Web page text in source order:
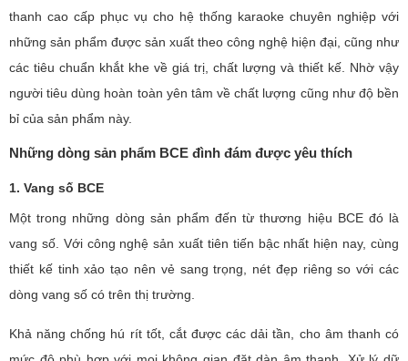
thanh cao cấp phục vụ cho hệ thống karaoke chuyên nghiệp với
những sản phẩm được sản xuất theo công nghệ hiện đại, cũng như
các tiêu chuẩn khắt khe về giá trị, chất lượng và thiết kế. Nhờ vậy
người tiêu dùng hoàn toàn yên tâm về chất lượng cũng như độ bền
bỉ của sản phẩm này.
Những dòng sản phẩm BCE đình đám được yêu thích
1. Vang số BCE
Một trong những dòng sản phẩm đến từ thương hiệu BCE đó là
vang số. Với công nghệ sản xuất tiên tiến bậc nhất hiện nay, cùng
thiết kế tinh xảo tạo nên vẻ sang trọng, nét đẹp riêng so với các
dòng vang số có trên thị trường.
Khả năng chống hú rít tốt, cắt được các dải tần, cho âm thanh có